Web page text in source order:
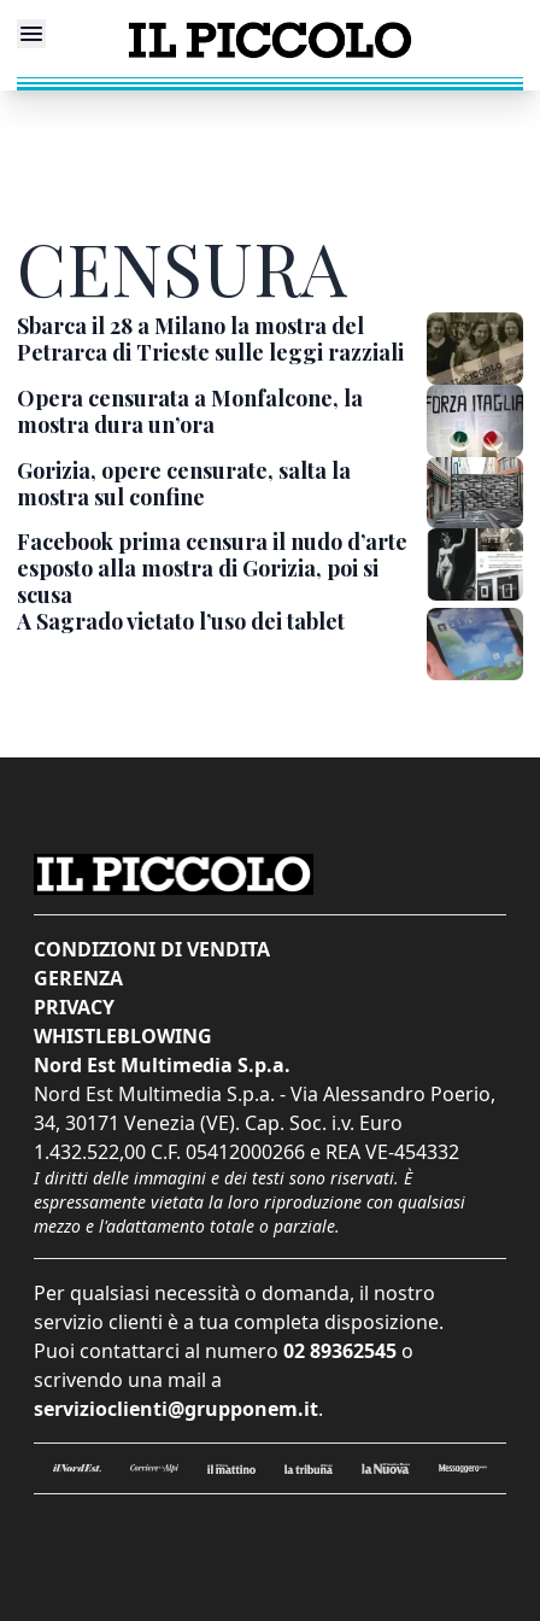
CENSURA
Sbarca il 28 a Milano la mostra del
Petrarca di Trieste sulle leggi razziali
Opera censurata a Monfalcone, la
mostra dura un’ora
Gorizia, opere censurate, salta la
mostra sul confine
Facebook prima censura il nudo d’arte
esposto alla mostra di Gorizia, poi si
scusa
A Sagrado vietato l’uso dei tablet
CONDIZIONI DI VENDITA
GERENZA
PRIVACY
WHISTLEBLOWING
Nord Est Multimedia S.p.a.
Nord Est Multimedia S.p.a. - Via Alessandro Poerio,
34, 30171 Venezia (VE). Cap. Soc. i.v. Euro
1.432.522,00 C.F. 05412000266 e REA VE-454332
I diritti delle immagini e dei testi sono riservati. È
espressamente vietata la loro riproduzione con qualsiasi
mezzo e l'adattamento totale o parziale.
Per qualsiasi necessità o domanda, il nostro
servizio clienti è a tua completa disposizione.
Puoi contattarci al numero 02 89362545 o
scrivendo una mail a
servizioclienti@grupponem.it.